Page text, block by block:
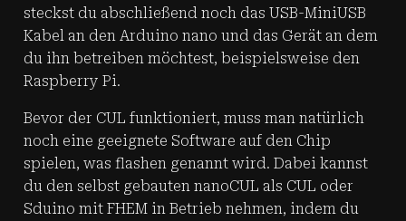
steckst du abschließend noch das USB-MiniUSB
Kabel an den Arduino nano und das Gerät an dem
du ihn betreiben möchtest, beispielsweise den
Raspberry Pi.
Bevor der CUL funktioniert, muss man natürlich
noch eine geeignete Software auf den Chip
spielen, was flashen genannt wird. Dabei kannst
du den selbst gebauten nanoCUL als CUL oder
Sduino mit FHEM in Betrieb nehmen, indem du